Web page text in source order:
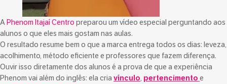
APhenom Itajaí Centro preparou um vídeo especial perguntando aos
alunos o que eles mais gostam nas aulas.
O resultado resume bem o que a marca entrega todos os dias: leveza,
acolhimento, método eficiente e professores que fazem diferença.
Ouvir isso diretamente dos alunos é a prova de que a experiência
Phenom vai além do inglês: ela cria vínculo, pertencimento e